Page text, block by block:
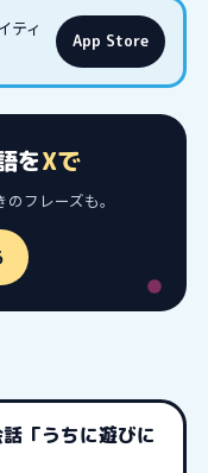
ティ
App Store
をXで
フレーズも。
「うちに遊びに